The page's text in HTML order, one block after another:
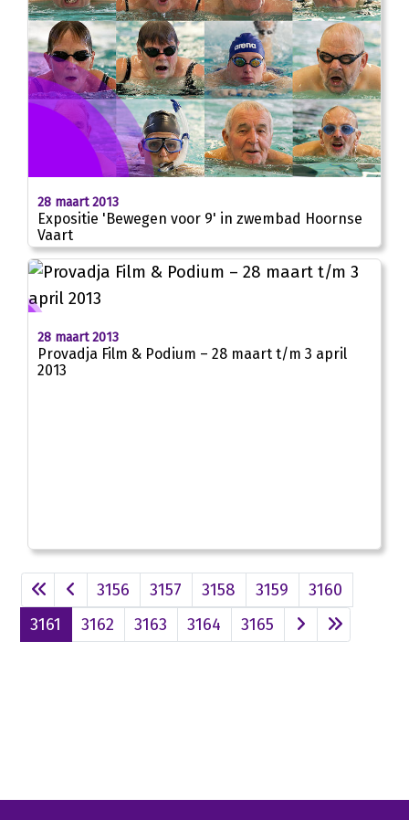
28 maart 2013
Expositie 'Bewegen voor 9' in zwembad Hoornse
Vaart
28 maart 2013
Provadja Film & Podium – 28 maart t/m 3 april
2013
3156 3157 3158 3159
3160
3161
3162 3163 3164 3165